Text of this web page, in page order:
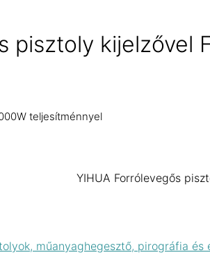
pisztoly kijelzővel
teljesítménnyel
YIHUA Forrólevegős
műanyaghegesztő, pirográfia és